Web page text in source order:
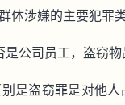
体涉嫌的主要犯罪
公司员工，盗窃物
是盗窃罪是对他